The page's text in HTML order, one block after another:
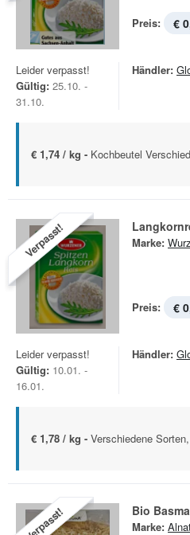
Preis: €
Leider verpasst!
Gültig: 25.10. -
31.10.
Händler:
€ 1,74 / kg - Kochbeutel
Verpasst! Marke:
Preis: €
Leider verpasst!
Gültig: 10.01. -
16.01.
Händler:
€ 1,78 / kg - Verschiedene
Verpasst! Bio
Marke: